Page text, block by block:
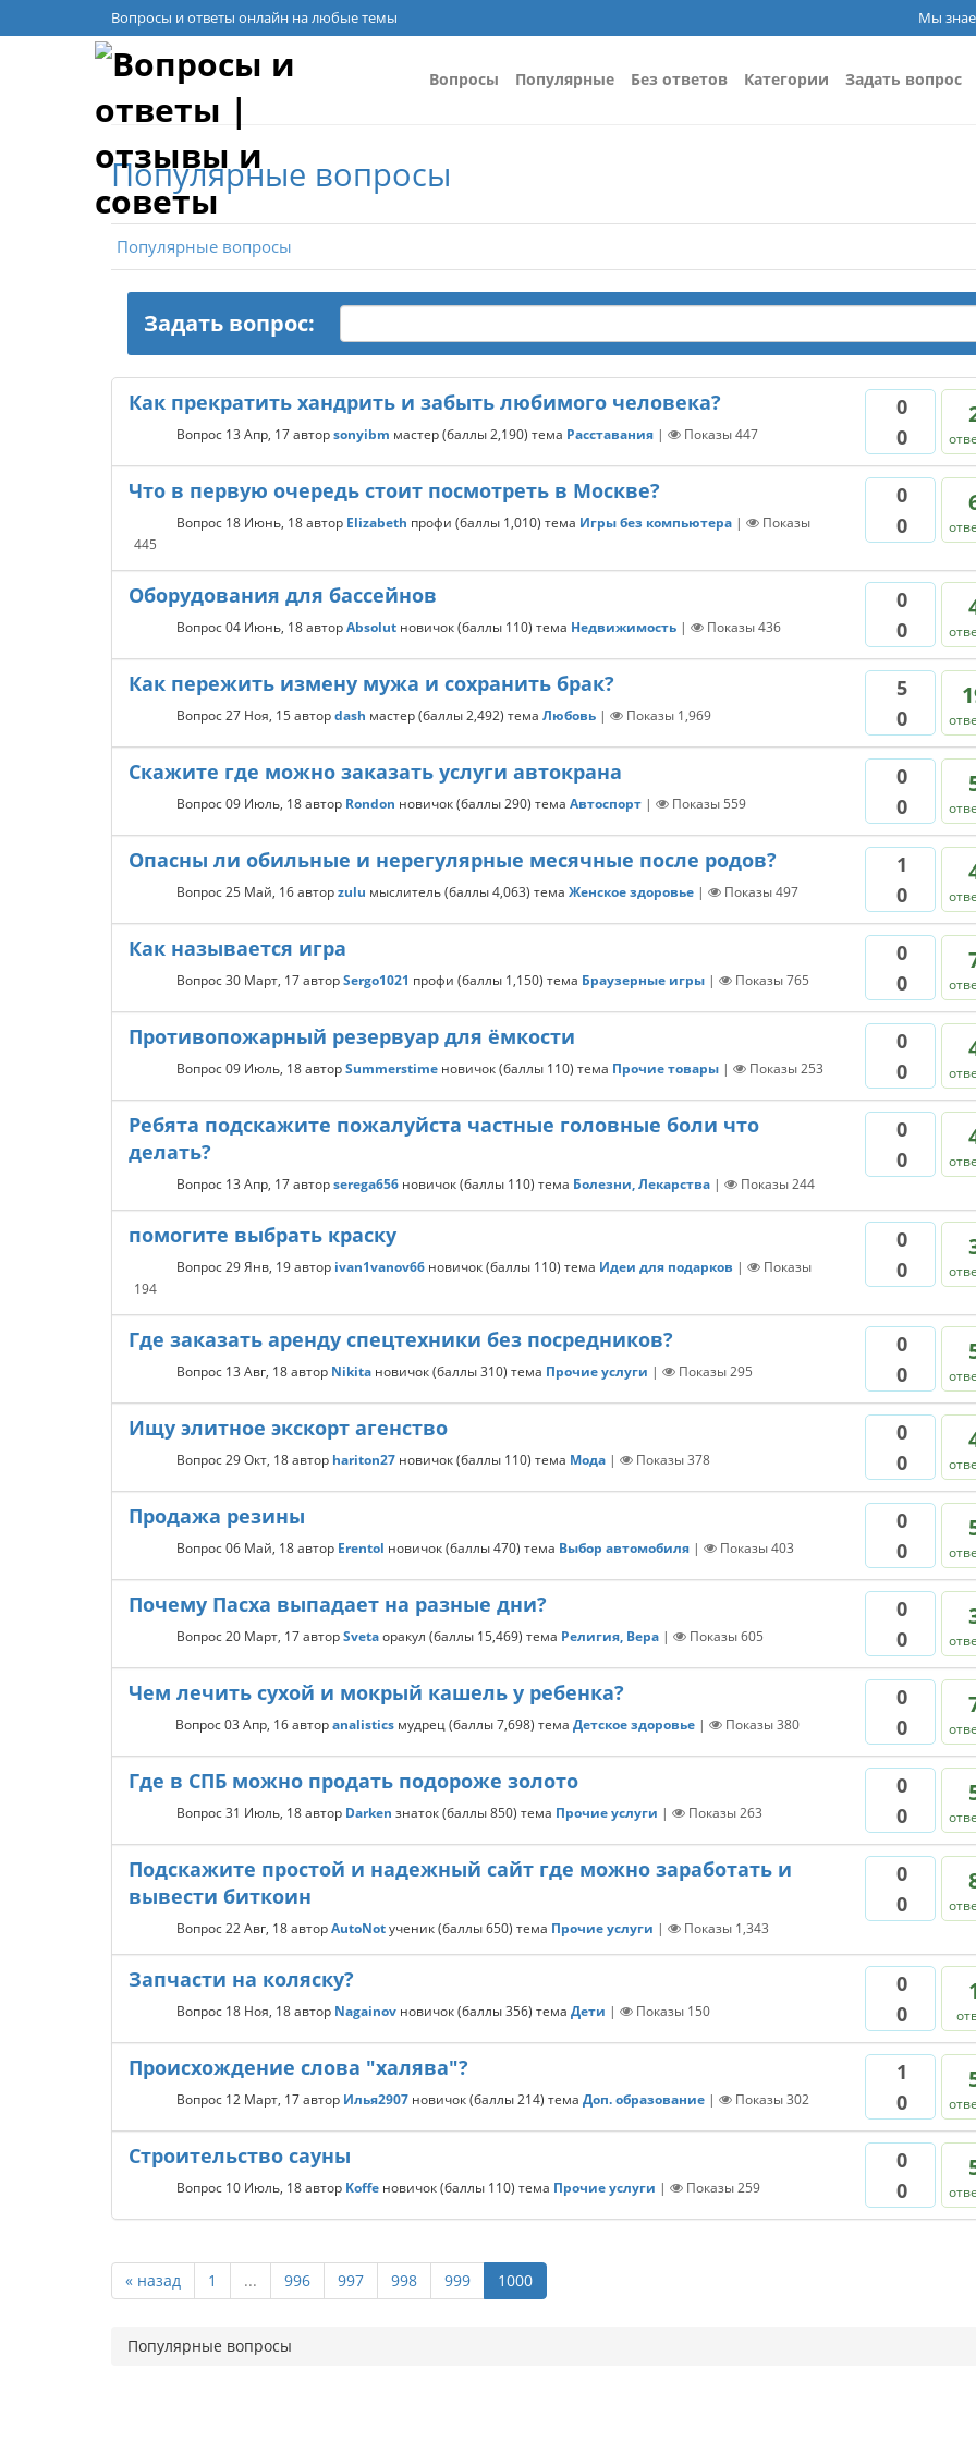
Вопросы и ответы онлайн на любые темы Мы
Вопросы Популярные Без ответов Категории Задать вопрос
Популярные вопросы
Популярные вопросы
Задать вопрос:
0
0
Как прекратить хандрить и забыть любимого человека?
Вопрос 13 Апр, 17авторsonyibm мастер(баллы2,190) тема Расставания | Показы447
0
0
Что в первую очередь стоит посмотреть в Москве?
Вопрос 18 Июнь, 18автор Elizabeth профи (баллы 1,010) тема Игры без компьютера |
Показы
445
0
0
Оборудования для бассейнов
Вопрос04 Июнь, 18авторAbsolut новичок(баллы 110) тема Недвижимость | Показы436
5
0
Как пережить измену мужа и сохранить брак?
Вопрос27 Ноя, 15авторdash мастер(баллы2,492) тема Любовь | Показы 1,969
0
0
Скажите где можно заказать услуги автокрана
Вопрос09 Июль, 18автор Rondon новичок(баллы290) тема Автоспорт | Показы 559
1
0
Опасны ли обильные и нерегулярные месячные после родов?
Вопрос25 Май, 16авторzulu мыслитель(баллы4,063) тема Женское здоровье | Показы497
0
0
Как называется игра
Вопрос30 Март, 17авторSergo1021 профи (баллы 1,150) тема Браузерные игры | Показы765
0
0
Противопожарный резервуар для ёмкости
Вопрос09 Июль, 18авторSummerstime новичок(баллы 110) тема Прочие товары | Показы253
0
0
Ребята подскажите пожалуйста частные головные боли что
делать?
Вопрос 13 Апр, 17авторserega656 новичок(баллы 110) тема Болезни, Лекарства | Показы244
0
0
помогите выбрать краску
Вопрос29 Янв, 19автор ivan1vanov66 новичок(баллы 110) тема Идеи для подарков |
Показы
194
0
0
Где заказать аренду спецтехники без посредников?
Вопрос 13 Авг, 18автор Nikita новичок(баллы310) тема Прочие услуги | Показы295
0
0
Ищу элитное экскорт агенство
Вопрос29 Окт, 18автор hariton27 новичок(баллы 110) тема Мода | Показы378
0
0
Продажа резины
Вопрос06 Май, 18автор Erentol новичок(баллы470) тема Выбор автомобиля | Показы403
0
0
Почему Пасха выпадает на разные дни?
Вопрос20 Март, 17авторSvetaоракул (баллы 15,469) тема Религия, Вера | Показы605
0
0
Чем лечить сухой и мокрый кашель у ребенка?
Вопрос03 Апр, 16авторanalistics мудрец(баллы7,698) тема Детское здоровье | Показы380
0
0
Где в СПБ можно продать подороже золото
Вопрос31 Июль, 18автор Darken знаток(баллы850) тема Прочие услуги | Показы263
0
0
Подскажите простой и надежный сайт где можно заработать и
вывести биткоин
Вопрос22 Авг, 18авторAutoNotученик(баллы650) тема Прочие услуги | Показы 1,343
0
0
Запчасти на коляску?
Вопрос 18 Ноя, 18автор Nagainov новичок(баллы356) тема Дети | Показы 150
1
0
Происхождение слова "халява"?
Вопрос 12 Март, 17автор Илья2907 новичок(баллы214) тема Доп. образование | Показы302
0
0
Cтроительство сауны
Вопрос 10 Июль, 18автор Koffe новичок(баллы 110) тема Прочие услуги | Показы259
« назад 1 ... 996 997 998 999 1000
Популярные вопросы